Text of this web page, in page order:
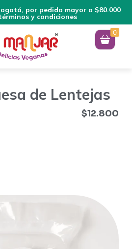
por pedido mayor a $80.000
y condiciones
de Lentejas
$12.800
0